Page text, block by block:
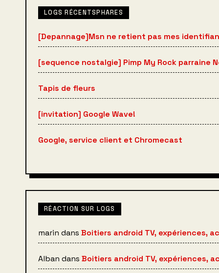
LOGS RÉCENTSPHARES
[Depannage]Msn ne retient pas mes
[sequence nostalgie] Pimp My Rock parraine
Tapis de fleurs
[invitation] Google Wave!
Google, service client et Chromecast
RÉACTION SUR LOGS
marin dans Boitiers android TV, expériences,
Alban dans Boitiers android TV, expériences,